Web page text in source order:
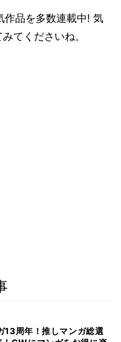
作品を多数連載中! 気
てくださいね。
13周年！推しマンガ総選